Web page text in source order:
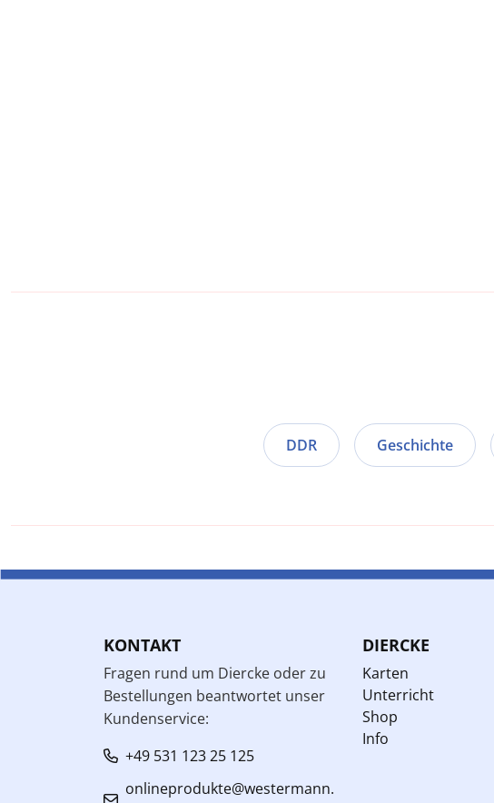
DDR Geschichte
KONTAKT
Fragen rund um Diercke oder zu
Bestellungen beantwortet unser
Kundenservice:
+49 531 123 25 125
onlineprodukte@westermann.
DIERCKE
Karten
Unterricht
Shop
Info